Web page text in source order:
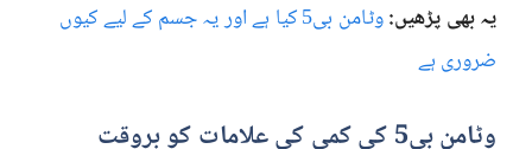
یہ بھی پڑھیں:
وٹامن بی5 کیا ہے اور یہ جسم کے لیے کیوں
ضروری ہے
وٹامن بی5 کی کمی کی علامات کو بروقت